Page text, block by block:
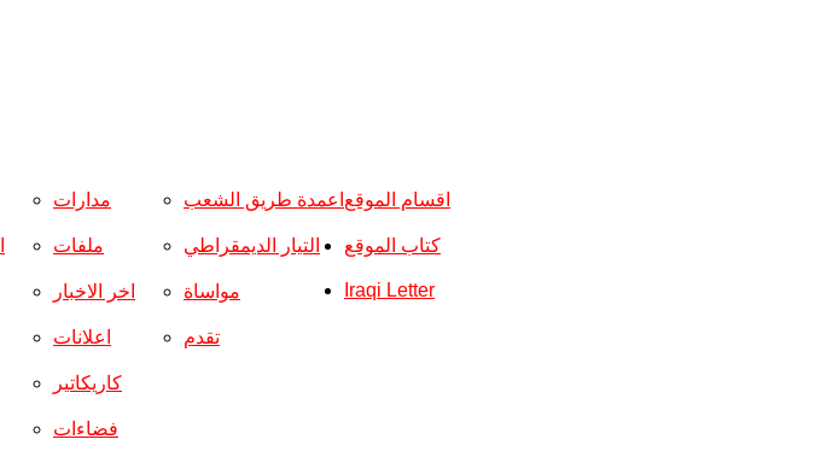
اقسام الموقع مدارات
ملفات
اخر الاخبار
اعلانات
كاريكاتير
فضاءات
اعمدة طريق الشعب
التيار الديمقراطي
مواساة
تقدم
كتاب الموقع
Iraqi Letter